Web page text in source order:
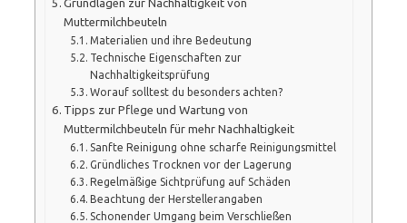
Grundlagen zur Nachhaltigkeit von
Muttermilchbeuteln
Materialien und ihre Bedeutung
Technische Eigenschaften zur
Nachhaltigkeitsprüfung
Worauf solltest du besonders achten?
Tipps zur Pflege und Wartung von
Muttermilchbeuteln für mehr Nachhaltigkeit
Sanfte Reinigung ohne scharfe Reinigungsmittel
Gründliches Trocknen vor der Lagerung
Regelmäßige Sichtprüfung auf Schäden
Beachtung der Herstellerangaben
Schonender Umgang beim Verschließen